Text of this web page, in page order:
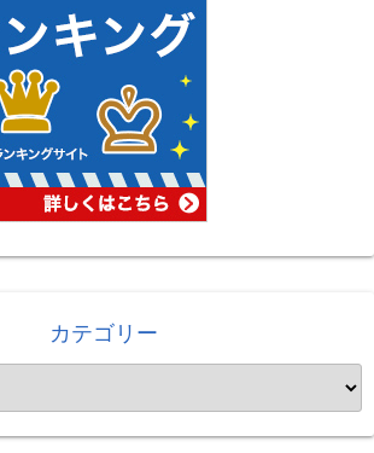
カテゴリー